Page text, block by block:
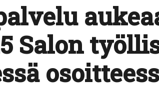
Salon